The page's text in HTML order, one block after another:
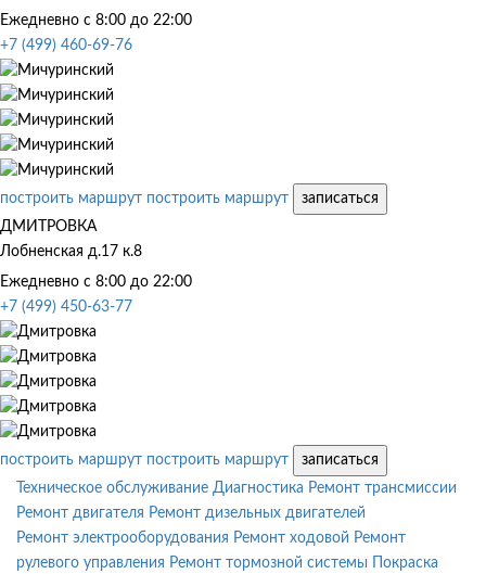
Ежедневно с 8:00 до 22:00
+7 (499) 460-69-76
построить маршрут построить маршрут
записаться
ДМИТРОВКА
Лобненская д.17 к.8
Ежедневно с 8:00 до 22:00
+7 (499) 450-63-77
построить маршрут построить маршрут
записаться
Техническое обслуживание Диагностика Ремонт трансмиссии
Ремонт двигателя Ремонт дизельных двигателей
Ремонт электрооборудования Ремонт ходовой Ремонт
рулевого управления Ремонт тормозной системы
Покраска